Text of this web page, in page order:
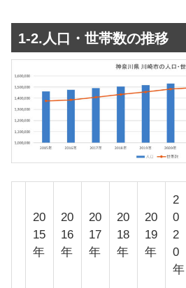
1-2.人口・世帯数の推移
20
15
年
20
16
年
20
17
年
20
18
年
20
19
年
2
0
2
0
年